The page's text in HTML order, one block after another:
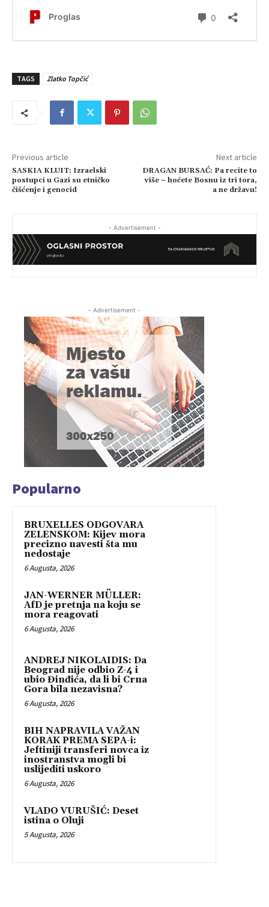
TAGS Zlatko Topčić
Previous article
SASKIA KLUIT: Izraelski
postupci u Gazi su etničko
čišćenje i genocid
Next article
DRAGAN BURSAĆ: Pa recite to
više – hoćete Bosnu iz tri tora,
a ne državu!
- Advertisement -
- Advertisement -
Popularno
BRUXELLES ODGOVARA
ZELENSKOM: Kijev mora
precizno navesti šta mu
nedostaje
6 Augusta, 2026
JAN-WERNER MÜLLER:
AfD je pretnja na koju se
mora reagovati
6 Augusta, 2026
ANDREJ NIKOLAIDIS: Da
Beograd nije odbio Z-4 i
ubio Đinđića, da li bi Crna
Gora bila nezavisna?
6 Augusta, 2026
BIH NAPRAVILA VAŽAN
KORAK PREMA SEPA-i:
Jeftiniji transferi novca iz
inostranstva mogli bi
uslijediti uskoro
6 Augusta, 2026
VLADO VURUŠIĆ: Deset
istina o Oluji
5 Augusta, 2026